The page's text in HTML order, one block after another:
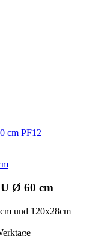
PF12
Ø 60 cm
und 120x28cm